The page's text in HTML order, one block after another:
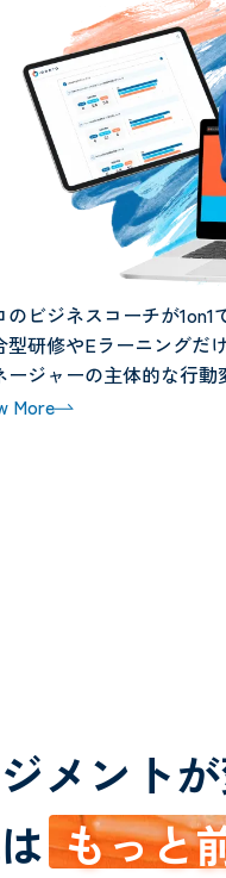
のビジネスコーチが1on1
型研修やEラーニングだ
ージャーの主体的な行動
More
メントが
もっと